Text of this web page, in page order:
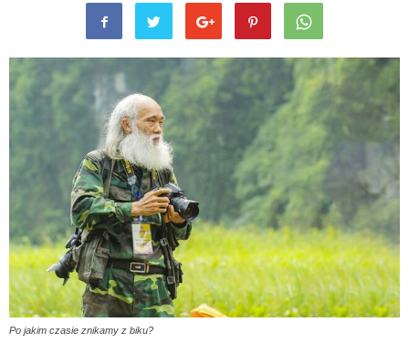
Po jakim czasie znikamy z biku?